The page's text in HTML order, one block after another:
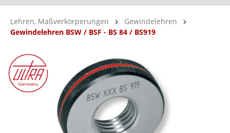
Lehren, Maßverkörperungen
Gewindelehren
Gewindelehren BSW / BSF - BS 84 / BS919
Bildergalerie überspringen